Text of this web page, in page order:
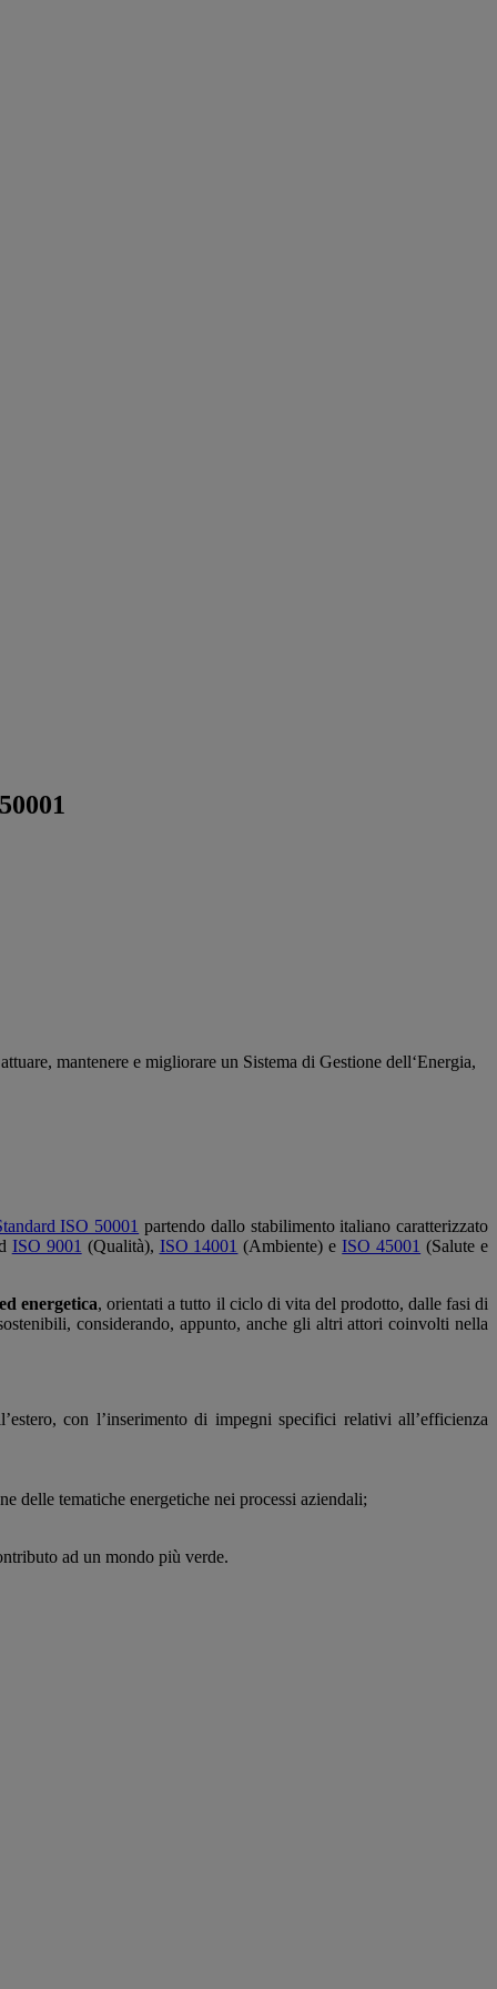
mantenere e migliorare un Sistema di Gestione dell‘Energia,
ISO 50001 partendo dallo stabilimento italiano caratterizzato
ISO 9001 (Qualità), ISO 14001 (Ambiente) eISO 45001 (Salute e
energetica, orientati a tutto il ciclo di vita del prodotto, dalle fasi di
considerando, appunto, anche gli altri attori coinvolti nella
con l’inserimento di impegni specifici relativi all’efficienza
delle tematiche energetiche nei processi aziendali;
ad un mondo più verde.